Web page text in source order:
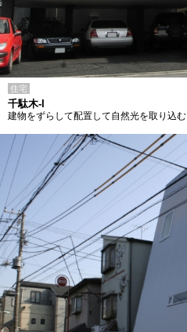
住宅
千駄木-I
建物をずらして配置して自然光を取り込む